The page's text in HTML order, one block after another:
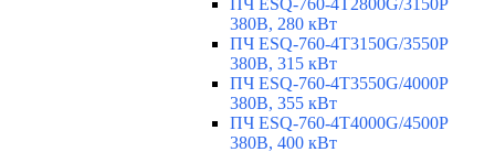
ПЧ ESQ-760-4T2800G/3150P
380В, 280 кВт
ПЧ ESQ-760-4T3150G/3550P
380В, 315 кВт
ПЧ ESQ-760-4T3550G/4000P
380В, 355 кВт
ПЧ ESQ-760-4T4000G/4500P
380В, 400 кВт